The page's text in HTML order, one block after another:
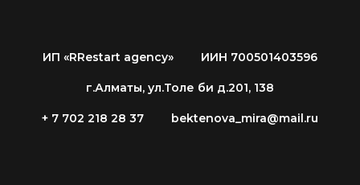
ИП «RRestart agency» ИИН 700501403596
г.Алматы, ул.Толе би д.201, 138
+ 7 702 218 28 37 bektenova_mira@mail.ru